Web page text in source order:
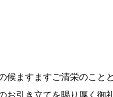
候ますますご清栄のこと